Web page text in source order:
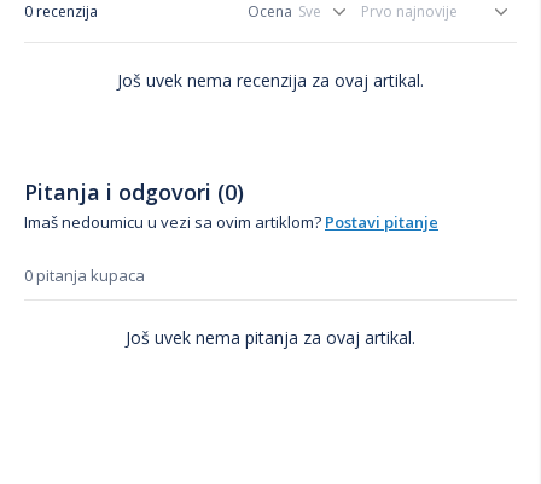
0 recenzija Ocena
Još uvek nema recenzija za ovaj artikal.
Pitanja i odgovori (0)
Imaš nedoumicu u vezi sa ovim artiklom? Postavi pitanje
0 pitanja kupaca
Još uvek nema pitanja za ovaj artikal.